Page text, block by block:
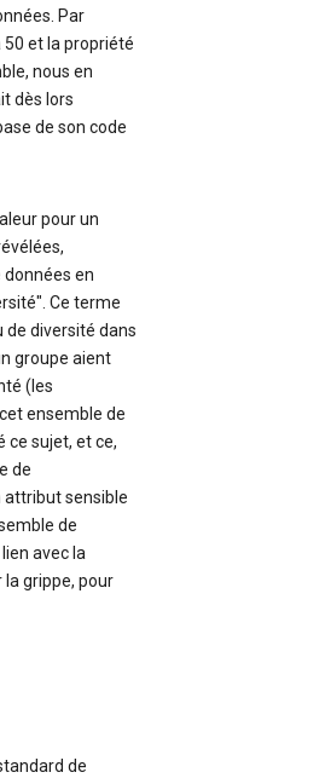
Par
et la propriété
nous en
dès lors
de son code
pour un
en
Ce terme
diversité dans
groupe aient
(les
ensemble de
ce sujet, et ce,
de
attribut sensible
de
avec la
grippe, pour
de